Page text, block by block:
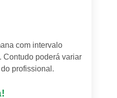
com intervalo
Contudo poderá variar
profissional.